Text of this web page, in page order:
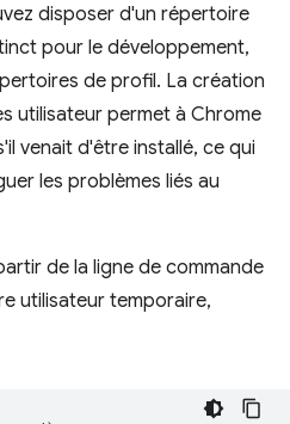
disposer d'un répertoire
pour le développement,
de profil. La création
utilisateur permet à Chrome
venait d'être installé, ce qui
les problèmes liés au
de la ligne de commande
utilisateur temporaire,